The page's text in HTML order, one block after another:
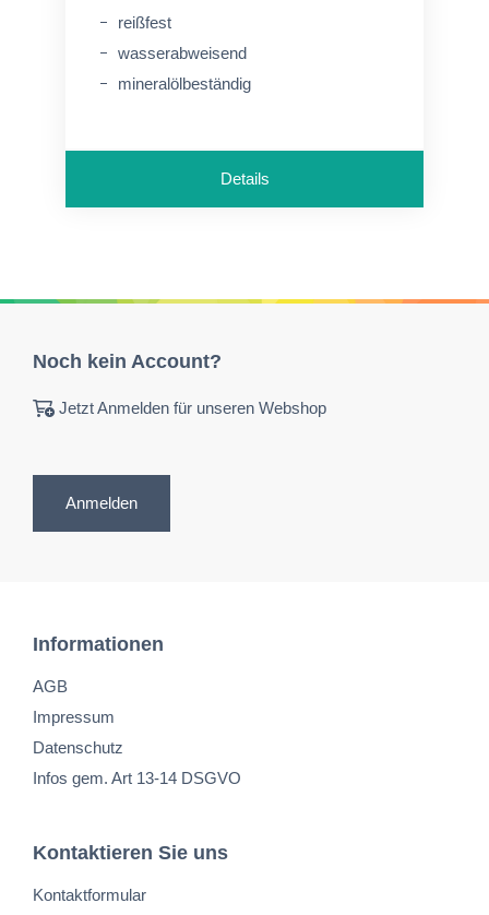
reißfest
wasserabweisend
mineralölbeständig
Details
Noch kein Account?
Jetzt Anmelden für unseren Webshop
Anmelden
Informationen
AGB
Impressum
Datenschutz
Infos gem. Art 13-14 DSGVO
Kontaktieren Sie uns
Kontaktformular